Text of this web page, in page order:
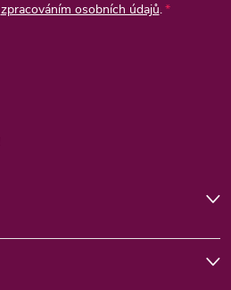
zpracováním osobních údajů.